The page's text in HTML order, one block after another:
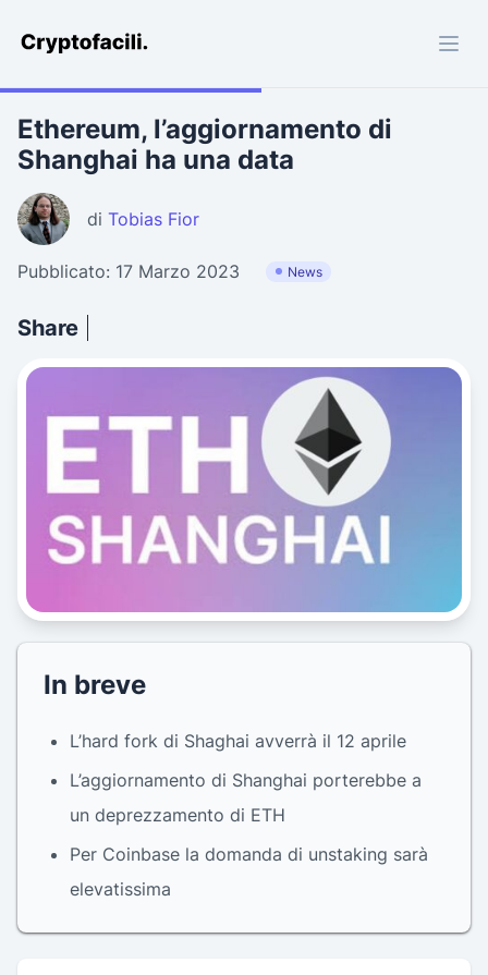
Cryptofacili.com
Ethereum, l’aggiornamento di
Shanghai ha una data
di Tobias Fior
Pubblicato: 17 Marzo 2023 News
Share
In breve
L’hard fork di Shaghai avverrà il 12 aprile
L’aggiornamento di Shanghai porterebbe a
un deprezzamento di ETH
Per Coinbase la domanda di unstaking sarà
elevatissima